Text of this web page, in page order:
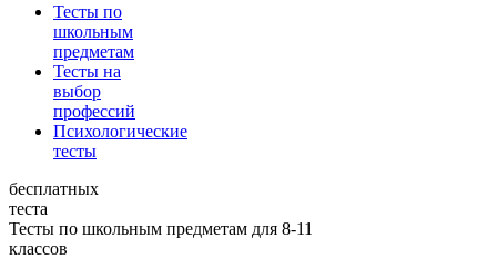
Тесты по
школьным
предметам
Тесты на
выбор
профессий
Психологические
тесты
бесплатных
теста
Тесты по школьным предметам для 8-11
классов